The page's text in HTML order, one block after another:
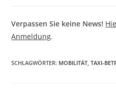
Verpassen Sie keine News!
Anmeldung.
SCHLAGWÖRTER: MOBILITÄT TAXI-